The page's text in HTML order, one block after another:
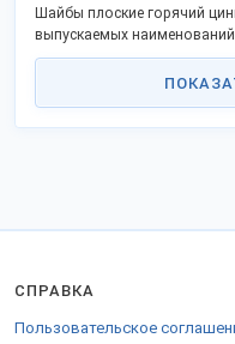
Шайбы плоские горячий
выпускаемых
посредников.
В продаже популярные
Москва, Нижний Новгород,
таможенного союза и за
СПРАВКА
Пользовательское